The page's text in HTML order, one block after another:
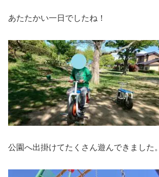
あたたかい一日でしたね！
公園へ出掛けてたくさん遊んできました。